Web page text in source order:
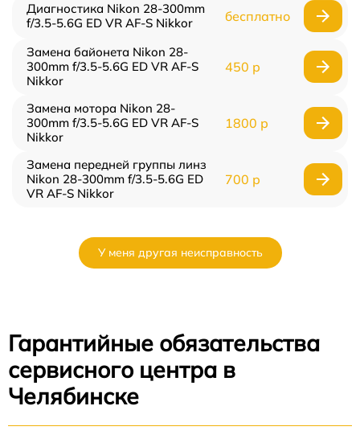
Диагностика Nikon 28-300mm
f/3.5-5.6G ED VR AF-S Nikkor
бесплатно
Замена байонета Nikon 28-
300mm f/3.5-5.6G ED VR AF-S
Nikkor
450 р
Замена мотора Nikon 28-
300mm f/3.5-5.6G ED VR AF-S
Nikkor
1800 р
Замена передней группы линз
Nikon 28-300mm f/3.5-5.6G ED
VR AF-S Nikkor
700 р
У меня другая неисправность
Гарантийные обязательства
сервисного центра в
Челябинске